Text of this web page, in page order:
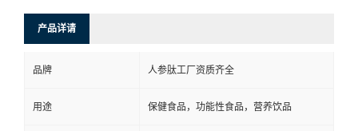
产品详请
品牌 人参肽工厂资质齐全
用途 保健食品，功能性食品，营养饮品